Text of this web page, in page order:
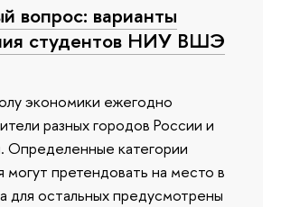
вопрос: варианты
студентов НИУ ВШЭ
экономики ежегодно
разных городов России и
Определенные категории
претендовать на место в
для остальных предусмотрены